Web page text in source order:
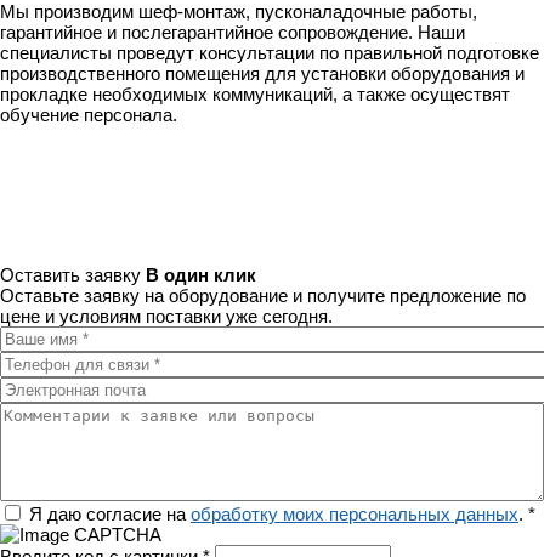
Мы производим шеф-монтаж, пусконаладочные работы,
гарантийное и послегарантийное сопровождение. Наши
специалисты проведут консультации по правильной подготовке
производственного помещения для установки оборудования и
прокладке необходимых коммуникаций, а также осуществят
обучение персонала.
Оставить заявку В один клик
Оставьте заявку на оборудование и получите предложение по
цене и условиям поставки уже сегодня.
Ваше имя*
Телефон для связи
Электронная почта
Комментарии к заявке или вопросы
РегионЯ даю согласие на обработку моих персональных данных. *